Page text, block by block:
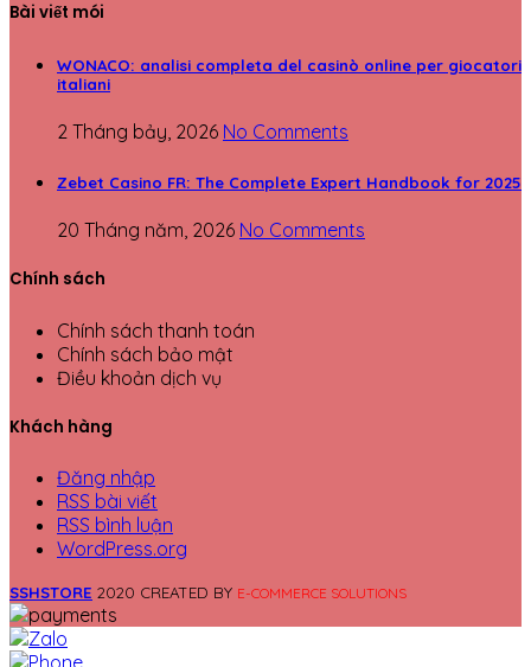
Bài viết mói
WONACO: analisi completa del casinò online per giocatori
italiani
2 Tháng bảy, 2026 No Comments
Zebet Casino FR: The Complete Expert Handbook for 2025
20 Tháng năm, 2026 No Comments
Chính sách
Chính sách thanh toán
Chính sách bảo mật
Điều khoản dịch vụ
Khách hàng
Đăng nhập
RSS bài viết
RSS bình luận
WordPress.org
SSHSTORE 2020 CREATED BY E-COMMERCE SOLUTIONS